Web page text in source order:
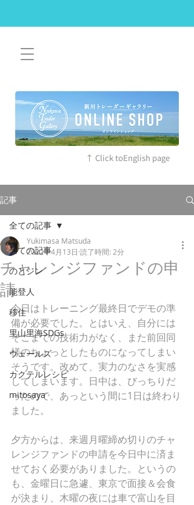
↑ Click toEnglish page
記事
全ての記事
のとジン
能登人
移住
里山里海SDGs
ウェールズ
カクテルレシピ
mitosaya
全ての記事
チャレンジファンドの申
請
Yukimasa Matsuda
2022年4月13日 読了時間: 2分
今日はトレーニング最終日でデモの準
備が必要でした。とはいえ、自分には
そこまでの技術力がなく、また前回同
様のちょっとしたものになってしまい
そうです。改めて、実力のなさを実感
してしまいます。日中は、びっちりだ
ったので、あっという間に1日は終わり
ました。
夕方からは、来週月曜締め切りのチャ
レンジファンドの申請を今日中に済ま
せておく必要がありました。というの
も、金曜日に急遽、東京で面接＆会食
が決まり、木曜の夜には車で富山を目